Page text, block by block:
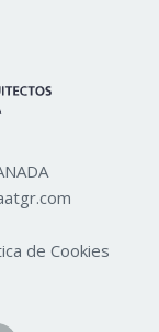
de Cookies